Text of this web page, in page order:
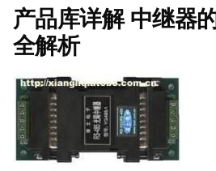
产品库详解 中继器
全解析